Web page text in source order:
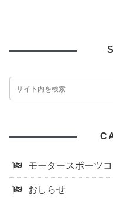
モータースポーツ
おしらせ